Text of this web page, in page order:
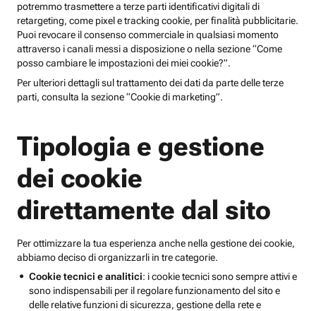
potremmo trasmettere a terze parti identificativi digitali di
retargeting, come pixel e tracking cookie, per finalità pubblicitarie.
Puoi revocare il consenso commerciale in qualsiasi momento
attraverso i canali messi a disposizione o nella sezione “Come
posso cambiare le impostazioni dei miei cookie?”.
Per ulteriori dettagli sul trattamento dei dati da parte delle terze
parti, consulta la sezione “Cookie di marketing”.
Tipologia e gestione
dei cookie
direttamente dal sito
Per ottimizzare la tua esperienza anche nella gestione dei cookie,
abbiamo deciso di organizzarli in tre categorie.
Cookie tecnici e analitici: i cookie tecnici sono sempre attivi e
sono indispensabili per il regolare funzionamento del sito e
delle relative funzioni di sicurezza, gestione della rete e